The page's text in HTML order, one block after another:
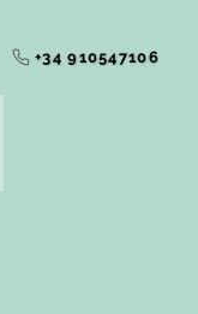
+34 910547106